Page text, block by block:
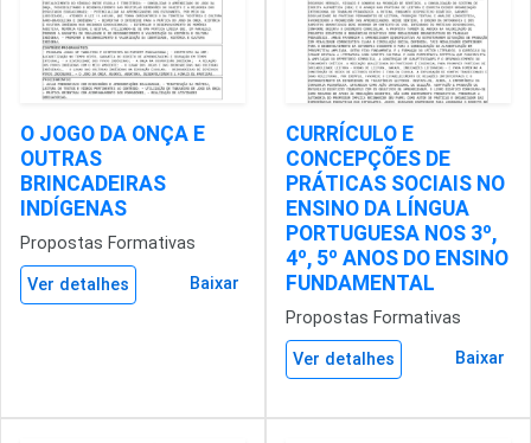
O JOGO DA ONÇA E
OUTRAS
BRINCADEIRAS
INDÍGENAS
Propostas Formativas
Ver detalhes Baixar
CURRÍCULO E
CONCEPÇÕES DE
PRÁTICAS SOCIAIS NO
ENSINO DA LÍNGUA
PORTUGUESA NOS 3º,
4º, 5º ANOS DO ENSINO
FUNDAMENTAL
Propostas Formativas
Ver detalhes Baixar